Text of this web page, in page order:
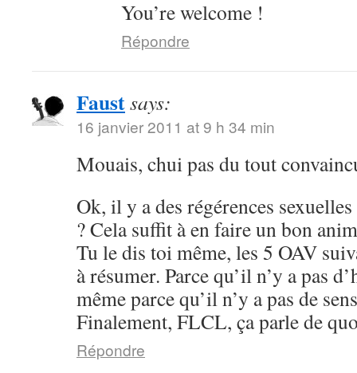
You’re welcome !
Répondre
Faustsays:
16 janvier 2011 at 9 h 34 min
Mouais, chui pas du tout
Ok, il y a des régérences
? Cela suffit à en faire un bon
Tu le dis toi même, les 5 OAV
à résumer. Parce qu’il n’y a pas
même parce qu’il n’y a pas de
Finalement, FLCL, ça parle de
Répondre